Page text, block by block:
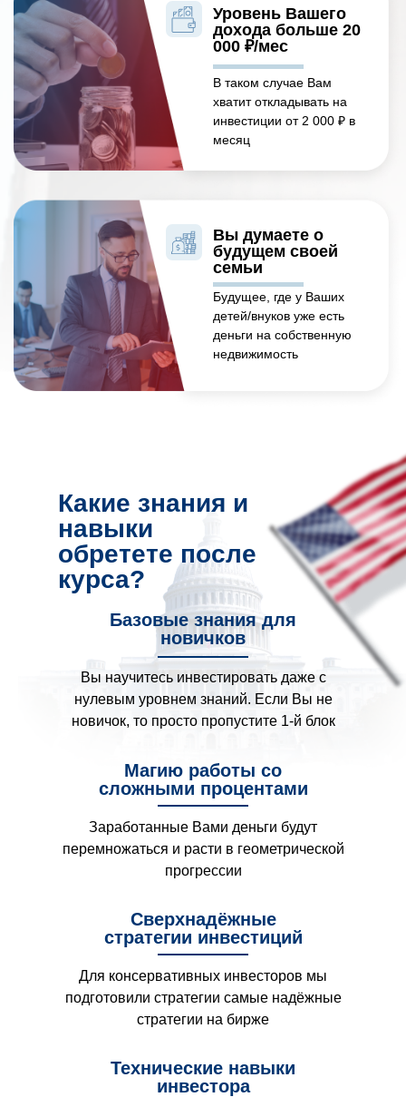
Вы думаете о
будущем своей
семьи
Будущее, где у Ваших
детей/внуков уже есть
деньги на собственную
недвижимость
Уровень Вашего
дохода больше 20
000 ₽/мес
В таком случае Вам
хватит откладывать на
инвестиции от 2 000 ₽ в
месяц
Какие знания и
навыки
обретете после
курса?
Базовые знания для
новичков
Вы научитесь инвестировать даже с
нулевым уровнем знаний. Если Вы не
новичок, то просто пропустите 1-й блок
Магию работы со
сложными процентами
Заработанные Вами деньги будут
перемножаться и расти в геометрической
прогрессии
Сверхнадёжные
стратегии инвестиций
Для консервативных инвесторов мы
подготовили стратегии самые надёжные
стратегии на бирже
Технические навыки
инвестора